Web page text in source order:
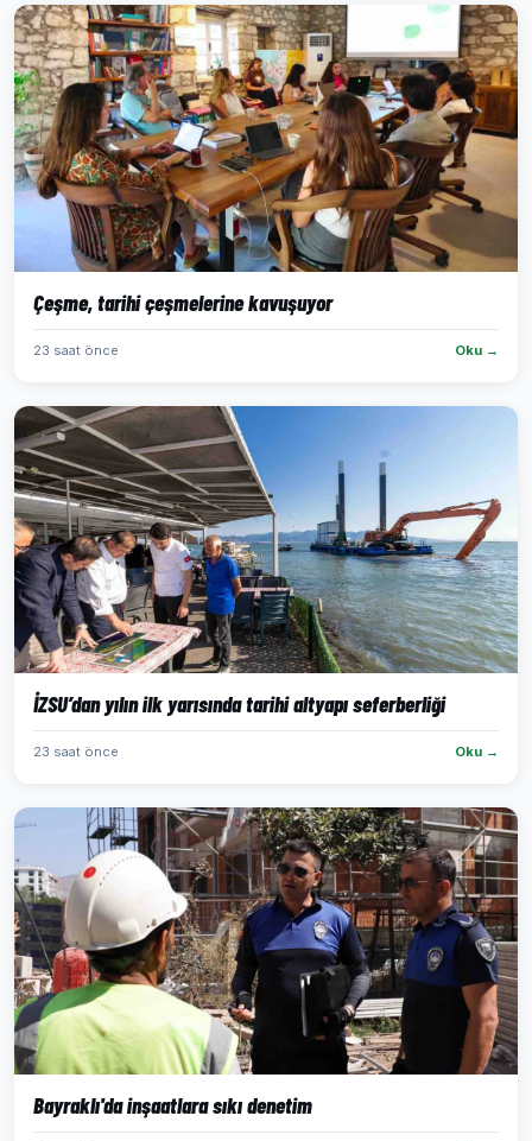
Çeşme, tarihi çeşmelerine kavuşuyor
23 saat önce Oku →
İZSU’dan yılın ilk yarısında tarihi altyapı seferberliği
23 saat önce Oku →
Bayraklı'da inşaatlara sıkı denetim